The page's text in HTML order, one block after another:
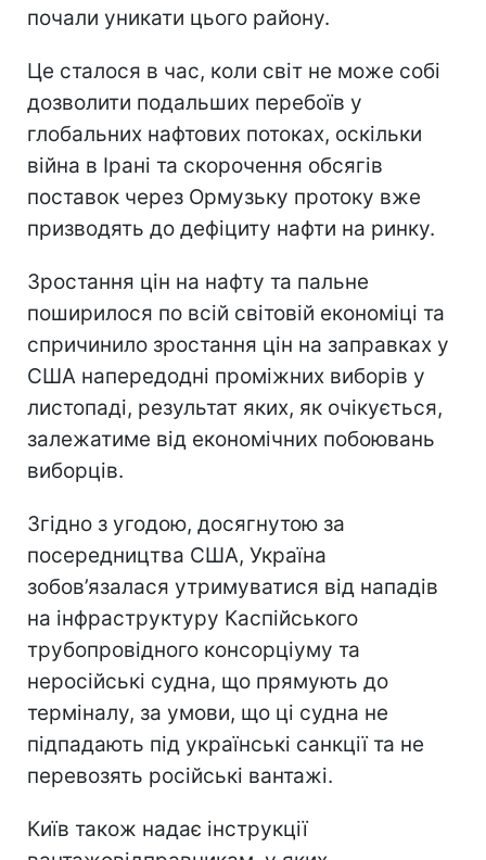
почали уникати цього району.
Це сталося в час, коли світ не може собі
дозволити подальших перебоїв у
глобальних нафтових потоках, оскільки
війна в Ірані та скорочення обсягів
поставок через Ормузьку протоку вже
призводять до дефіциту нафти на ринку.
Зростання цін на нафту та пальне
поширилося по всій світовій економіці та
спричинило зростання цін на заправках у
США напередодні проміжних виборів у
листопаді, результат яких, як очікується,
залежатиме від економічних побоювань
виборців.
Згідно з угодою, досягнутою за
посередництва США, Україна
зобов’язалася утримуватися від нападів
на інфраструктуру Каспійського
трубопровідного консорціуму та
неросійські судна, що прямують до
терміналу, за умови, що ці судна не
підпадають під українські санкції та не
перевозять російські вантажі.
Київ також надає інструкції